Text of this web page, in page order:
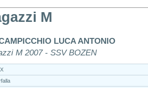
M
LUCA ANTONIO
M 2007 - SSV BOZEN